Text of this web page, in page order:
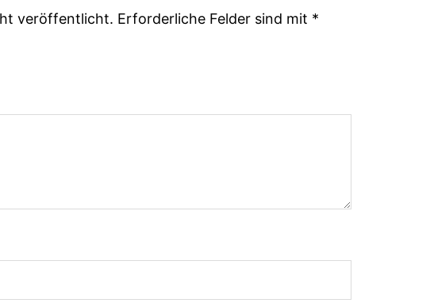
veröffentlicht. Erforderliche Felder sind mit *